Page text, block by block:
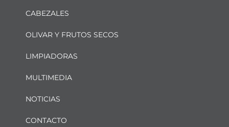
CABEZALES
OLIVAR Y FRUTOS SECOS
LIMPIADORAS
MULTIMEDIA
NOTICIAS
CONTACTO